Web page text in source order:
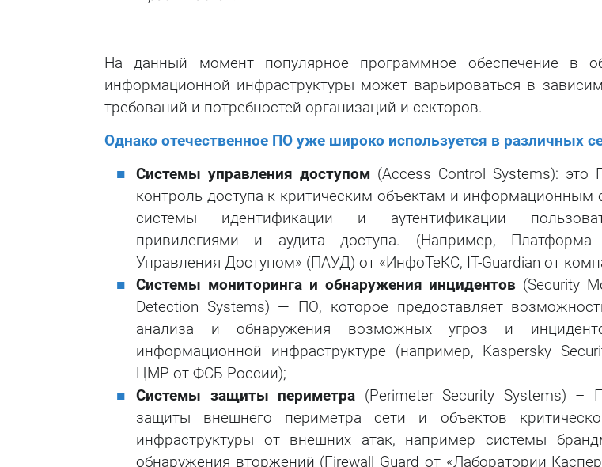
На данный момент популярное программное обеспечение в
информационной инфраструктуры может варьироваться в
требований и потребностей организаций и секторов.
Однако отечественное ПО уже широко используется в различных
Системы управления доступом(Access Control Systems): это
контроль доступа к критическим объектам и информационным
системы идентификации и аутентификации
привилегиями и аудита доступа. (Например, Платформа
Управления Доступом» (ПАУД) от «ИнфоТеКС, IT-Guardian от
Системы мониторинга и обнаружения инцидентов (Security
Detection Systems) — ПО, которое предоставляет
анализа и обнаружения возможных угроз и
информационной инфраструктуре (например, Kaspersky
ЦМР от ФСБ России);
Системы защиты периметра (Perimeter Security Systems) –
защиты внешнего периметра сети и объектов
инфраструктуры от внешних атак, например системы
обнаружения вторжений (Firewall Guard от «Лаборатории